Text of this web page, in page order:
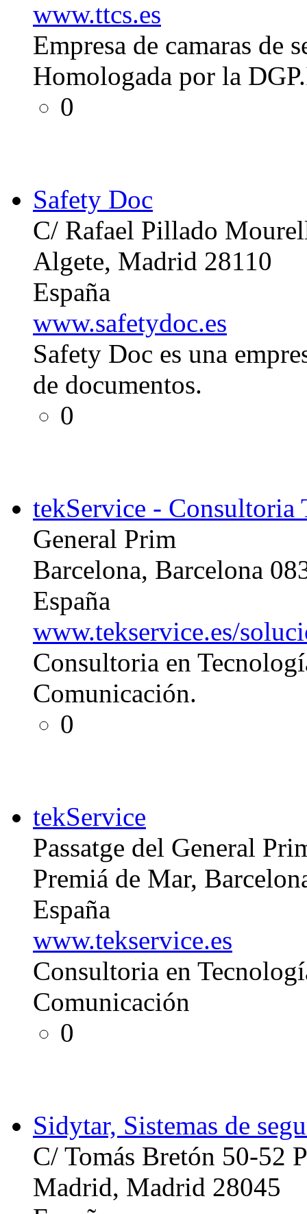
www.ttcs.es
Empresa de camaras de
Homologada por la
0
Safety Doc
C/ Rafael Pillado
Algete, Madrid 28110
España
www.safetydoc.es
Safety Doc es una
de documentos.
0
tekService - Consultoria
General Prim
Barcelona, Barcelona
España
www.tekservice.es/
Consultoria en
Comunicación.
0
tekService
Passatge del General
Premiá de Mar,
España
www.tekservice.es
Consultoria en
Comunicación
0
Sidytar, Sistemas de
C/ Tomás Bretón 50-52
Madrid, Madrid 28045